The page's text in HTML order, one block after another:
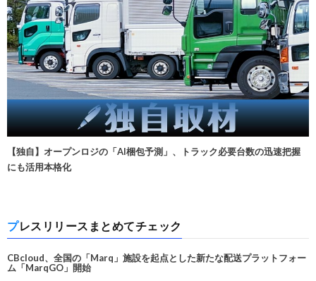
【独自】オープンロジの「AI梱包予測」、トラック必要台数の迅速把握
にも活用本格化
プレスリリースまとめてチェック
CBcloud、全国の「Marq」施設を起点とした新たな配送プラットフォー
ム「MarqGO」開始